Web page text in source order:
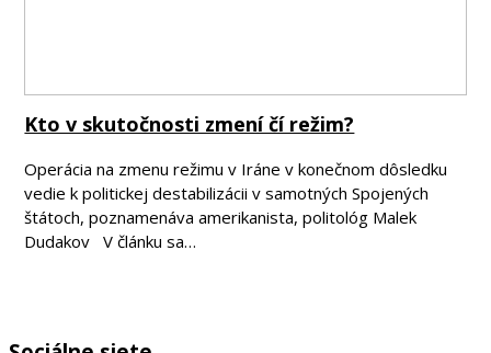
Kto v skutočnosti zmení čí režim?
Operácia na zmenu režimu v Iráne v konečnom dôsledku
vedie k politickej destabilizácii v samotných Spojených
štátoch, poznamenáva amerikanista, politológ Malek
Dudakov V článku sa…